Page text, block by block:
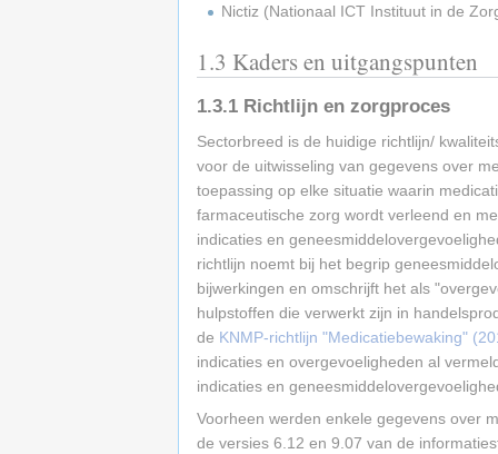
Nictiz (Nationaal ICT Instituut in de
1.3 Kaders en uitgangspunten
1.3.1 Richtlijn en zorgproces
Sectorbreed is de huidige richtlijn/
voor de uitwisseling van gegevens over
toepassing op elke situatie waarin
farmaceutische zorg wordt verleend en
indicaties en
richtlijn noemt bij het begrip
bijwerkingen en omschrijft het als
hulpstoffen die verwerkt zijn in
de KNMP-richtlijn "Medicatiebewaking"
indicaties en overgevoeligheden al
indicaties en
Voorheen werden enkele gegevens over
de versies 6.12 en 9.07 van de